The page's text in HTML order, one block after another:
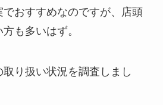
おすすめなのですが、店頭
も多いはず。
り扱い状況を調査しまし